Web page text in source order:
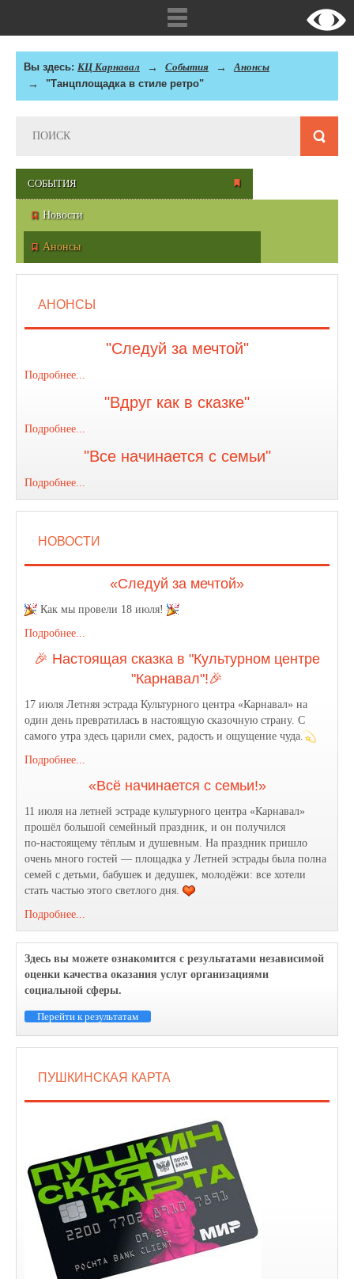
Вы здесь: КЦ Карнавал События
Анонсы
"Танцплощадка в стиле ретро"
СОБЫТИЯ
Новости
Анонсы
АНОНСЫ
"Следуй за мечтой"
Подробнее...
"Вдруг как в сказке"
Подробнее...
"Все начинается с семьи"
Подробнее...
НОВОСТИ
«Следуй за мечтой»
Как мы провели 18 июля!
Подробнее...
🎉 Настоящая сказка в "Культурном центре
"Карнавал"!🎉
17 июля Летняя эстрада Культурного центра «Карнавал» на
один день превратилась в настоящую сказочную страну. С
самого утра здесь царили смех, радость и ощущение чуда.
Подробнее...
«Всё начинается с семьи!»
11 июля на летней эстраде культурного центра «Карнавал»
прошёл большой семейный праздник, и он получился
по‑настоящему тёплым и душевным. На праздник пришло
очень много гостей — площадка у Летней эстрады была полна
семей с детьми, бабушек и дедушек, молодёжи: все хотели
стать частью этого светлого дня.
Подробнее...
Здесь вы можете ознакомится с результатами независимой
оценки качества оказания услуг организациями
социальной сферы.
Перейти к результатам
ПУШКИНСКАЯ КАРТА